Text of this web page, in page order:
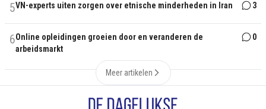
5VN-experts uiten zorgen over etnische minderheden in Iran 3
6Online opleidingen groeien door en veranderen de
arbeidsmarkt
0
Meer artikelen